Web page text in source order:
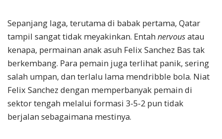
Sepanjang laga, terutama di babak pertama, Qatar
tampil sangat tidak meyakinkan. Entah nervousatau
kenapa, permainan anak asuh Felix Sanchez Bas tak
berkembang. Para pemain juga terlihat panik, sering
salah umpan, dan terlalu lama mendribble bola. Niat
Felix Sanchez dengan memperbanyak pemain di
sektor tengah melalui formasi 3-5-2 pun tidak
berjalan sebagaimana mestinya.